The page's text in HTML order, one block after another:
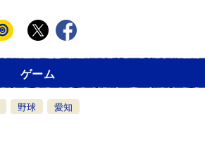
ゲーム
野球
愛知